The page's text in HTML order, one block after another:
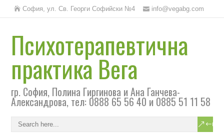
София, ул. Св. Георги Софийски №4 info@vegabg.com
Психотерапевтична
практика Вега
гр. София, Полина Гиргинова и Ана Ганчева-
Александрова, тел: 0888 65 56 40 и 0885 51 11 58